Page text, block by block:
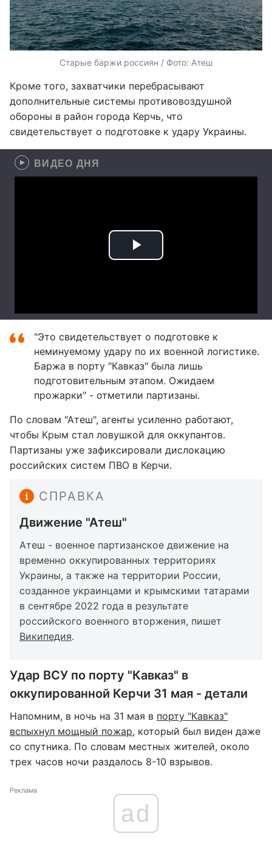
Старые баржи россиян / Фото: Атеш
Кроме того, захватчики перебрасывают
дополнительные системы противовоздушной
обороны в район города Керчь, что
свидетельствует о подготовке к удару Украины.
ВИДЕО ДНЯ
"Это свидетельствует о подготовке к
неминуемому удару по их военной логистике.
Баржа в порту "Кавказ" была лишь
подготовительным этапом. Ожидаем
прожарки" - отметили партизаны.
По словам "Атеш", агенты усиленно работают,
чтобы Крым стал ловушкой для оккупантов.
Партизаны уже зафиксировали дислокацию
российских систем ПВО в Керчи.
СПРАВКА
Движение "Атеш"
Атеш - военное партизанское движение на
временно оккупированных территориях
Украины, а также на территории России,
созданное украинцами и крымскими татарами
в сентябре 2022 года в результате
российского военного вторжения, пишет
Википедия.
Удар ВСУ по порту "Кавказ" в
оккупированной Керчи 31 мая - детали
Напомним, в ночь на 31 мая в порту "Кавказ"
вспыхнул мощный пожар, который был виден даже
со спутника. По словам местных жителей, около
трех часов ночи раздалось 8-10 взрывов.
Реклама
ad